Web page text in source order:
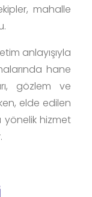
mahalle
anlayışıyla
hane
gözlem ve
elde edilen
hizmet